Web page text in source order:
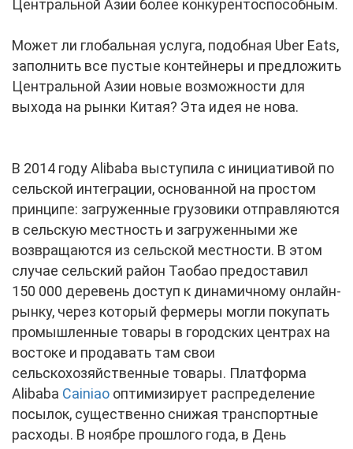
Центральной Азии более конкурентоспособным.
Может ли глобальная услуга, подобная Uber Eats,
заполнить все пустые контейнеры и предложить
Центральной Азии новые возможности для
выхода на рынки Китая? Эта идея не нова.
В 2014 году Alibaba выступила с инициативой по
сельской интеграции, основанной на простом
принципе: загруженные грузовики отправляются
в сельскую местность и загруженными же
возвращаются из сельской местности. В этом
случае сельский район Таобао предоставил
150 000 деревень доступ к динамичному онлайн-
рынку, через который фермеры могли покупать
промышленные товары в городских центрах на
востоке и продавать там свои
сельскохозяйственные товары. Платформа
Alibaba Cainiao оптимизирует распределение
посылок, существенно снижая транспортные
расходы. В ноябре прошлого года, в День